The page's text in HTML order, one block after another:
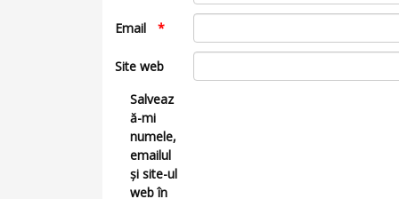
Email *
Site web
Salveaz
ă-mi
numele,
emailul
și site-ul
web în